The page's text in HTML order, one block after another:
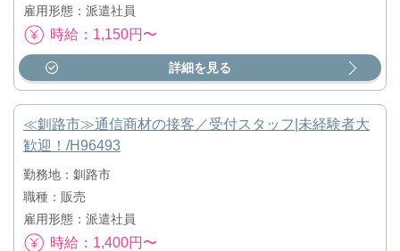
雇用形態：派遣社員
時給：1,150円〜
詳細を見る
≪釧路市≫通信商材の接客／受付スタッフ|未経験者大
歓迎！/H96493
勤務地：釧路市
職種：販売
雇用形態：派遣社員
時給：1,400円〜